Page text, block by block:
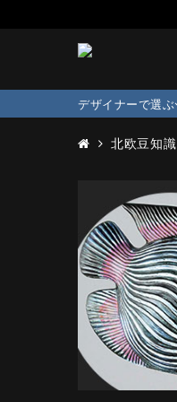
デザイナーで選ぶ
北欧豆知識